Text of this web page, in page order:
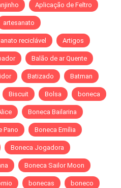
Aplicação de Feltro
artesanato
reciclável Artigos
Balão de ar Quente
Batizado Batman
Biscuit Bolsa boneca
Boneca Bailarina
Pano Boneca Emília
Boneca Jogadora
Boneca Sailor Moon
bonecas boneco